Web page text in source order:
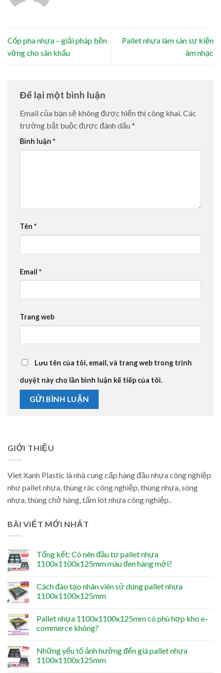
Cốp pha nhựa – giải pháp bền
vững cho sân khấu
Pallet nhựa làm sàn sự kiện
âm nhạc
Để lại một bình luận
Email của bạn sẽ không được hiển thị công khai.Các
trường bắt buộc được đánh dấu *
Bình luận *
Tên *
Email *
Trang web
Lưu tên của tôi, email, và trang web trong trình
duyệt này cho lần bình luận kế tiếp của tôi.
GIỚI THIỆU
Viet Xanh Plastic là nhà cung cấp hàng đầu nhựa công nghiệp
như pallet nhựa, thùng rác công nghiệp, thùng nhựa, sóng
nhựa, thùng chở hàng, tấm lót nhựa công nghiệp..
BÀI VIẾT MỚI NHẤT
Tổng kết: Có nên đầu tư pallet nhựa
1100x1100x125mm màu đen hàng mới?
Cách đào tạo nhân viên sử dụng pallet nhựa
1100x1100x125mm
Pallet nhựa 1100x1100x125mm có phù hợp kho e-
commerce không?
Những yếu tố ảnh hưởng đến giá pallet nhựa
1100x1100x125mm